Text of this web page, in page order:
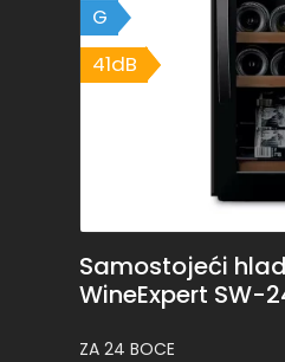
G
41dB
41dB
Samostojeći
WineExpert SW-
ZA 24 BOCE